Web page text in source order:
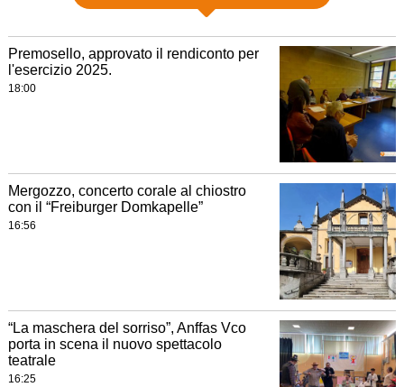
Premosello, approvato il rendiconto per
l'esercizio 2025.
18:00
Mergozzo, concerto corale al chiostro
con il “Freiburger Domkapelle”
16:56
“La maschera del sorriso”, Anffas Vco
porta in scena il nuovo spettacolo
teatrale
16:25